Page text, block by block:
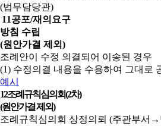
(법무담당관)
11공포/재의요구
방침 수립
(원안가결 제외)
조례안이 수정 의결되어 이송된 경우
(1) 수정의결 내용을 수용하여 그대로
예시
12조례규칙심의회(2차)
(원안가결 제외)
조례규칙심의회 상정의뢰 (주관부서